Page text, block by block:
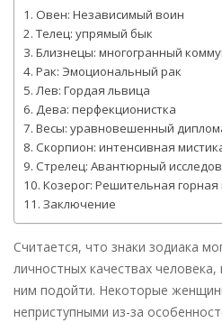
Овен: Независимый воин
Телец: упрямый бык
Близнецы: многогранный
Рак: Эмоциональный рак
Лев: Гордая львица
Дева: перфекционистка
Весы: уравновешенный
Скорпион: интенсивная
Стрелец: Авантюрный
Козерог: Решительная горная
Заключение
Считается, что знаки зодиака
личностных качествах
ним подойти. Некоторые
неприступными из-за